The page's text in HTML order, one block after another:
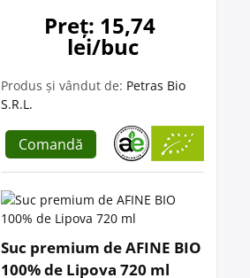
Preț: 15,74
lei/buc
Produs și vândut de: Petras Bio
S.R.L.
Comandă
Suc premium de AFINE BIO
100% de Lipova 720 ml